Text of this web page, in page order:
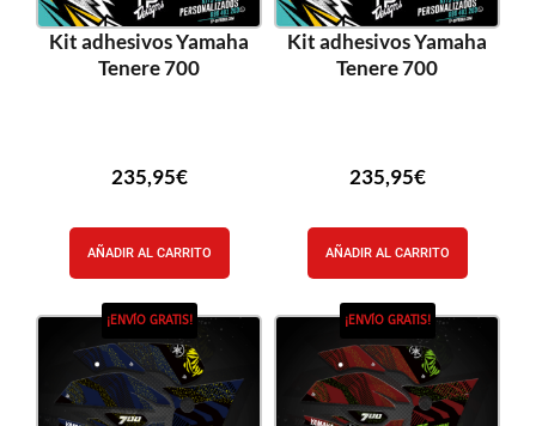
Kit adhesivos Yamaha
Tenere 700
235,95€
AÑADIR AL CARRITO
Kit adhesivos Yamaha
Tenere 700
235,95€
AÑADIR AL CARRITO
¡ENVÍO GRATIS! ¡ENVÍO GRATIS!